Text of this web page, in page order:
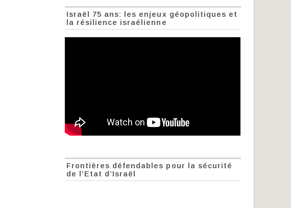
Israël 75 ans: les enjeux géopolitiques et
la résilience israélienne
Frontières défendables pour la sécurité
de l’Etat d’Israël